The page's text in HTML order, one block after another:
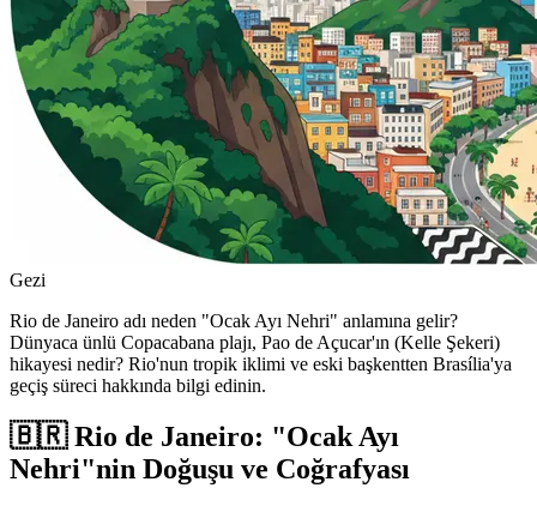
Gezi
Rio de Janeiro adı neden "Ocak Ayı Nehri" anlamına gelir?
Dünyaca ünlü Copacabana plajı, Pao de Açucar'ın (Kelle Şekeri)
hikayesi nedir? Rio'nun tropik iklimi ve eski başkentten Brasília'ya
geçiş süreci hakkında bilgi edinin.
🇧🇷 Rio de Janeiro: "Ocak Ayı
Nehri"nin Doğuşu ve Coğrafyası